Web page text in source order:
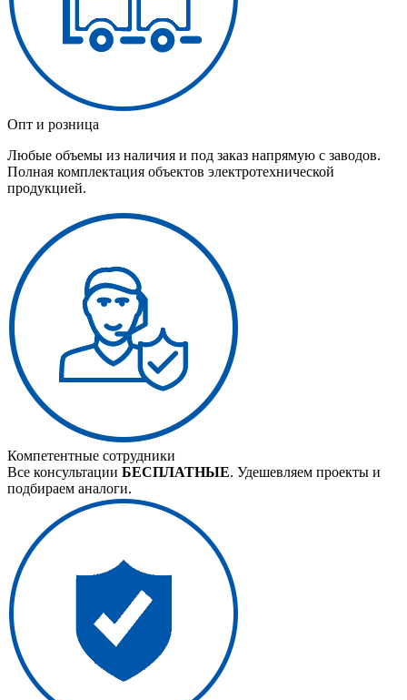
Опт и розница
Любые объемы из наличия и под заказ напрямую с заводов.
Полная комплектация объектов электротехнической
продукцией.
Компетентные сотрудники
Все консультации БЕСПЛАТНЫЕ. Удешевляем проекты и
подбираем аналоги.